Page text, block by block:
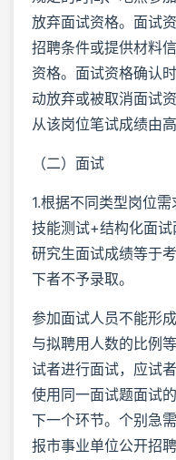
放弃面试资格。面试
招聘条件或提供材料
资格。面试资格确认
动放弃或被取消面试
从该岗位笔试成绩由
（二）面试
1.根据不同类型岗位
技能测试+结构化面
研究生面试成绩等于
下者不予录取。
参加面试人员不能形
与拟聘用人数的比例
试者进行面试，应试
使用同一面试题面试
下一个环节。个别急
报市事业单位公开招